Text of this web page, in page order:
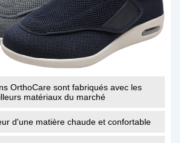
OrthoCare sont fabriqués avec les
matériaux du marché
d'une matière chaude et confortable